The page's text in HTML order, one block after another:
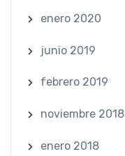
enero 2020
junio 2019
febrero 2019
noviembre 2018
enero 2018